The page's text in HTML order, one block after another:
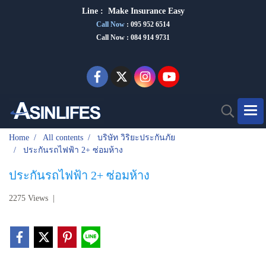
Line : Make Insurance Easy
Call Now : 095 952 6514
Call Now : 084 914 9731
Home All contents
บริษัท วิริยะประกันภัย
ประกันรถไฟฟ้า 2+ ซ่อมห้าง
ประกันรถไฟฟ้า 2+ ซ่อมห้าง
2275 Views